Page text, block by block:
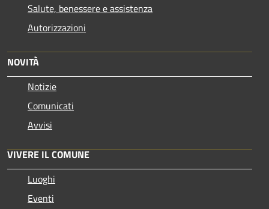
Salute, benessere e assistenza
Autorizzazioni
NOVITÀ
Notizie
Comunicati
Avvisi
VIVERE IL COMUNE
Luoghi
Eventi